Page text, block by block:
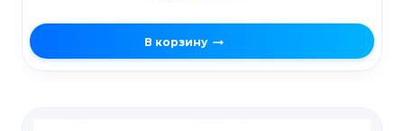
В корзину